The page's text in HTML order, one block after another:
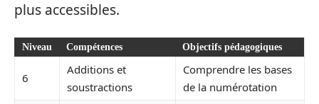
plus accessibles.
Niveau Compétences Objectifs pédagogiques
6
Additions et
soustractions
Comprendre les bases
de la numérotation